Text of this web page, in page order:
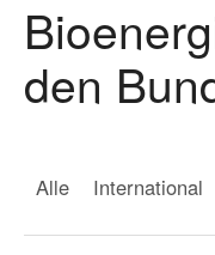
den
Alle International